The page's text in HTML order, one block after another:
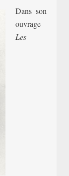
Dans son
ouvrage
Les